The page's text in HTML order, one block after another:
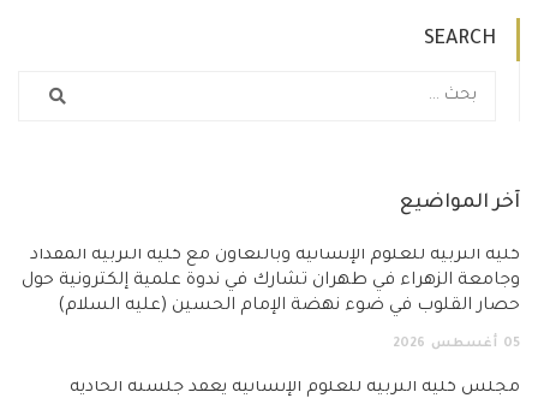
SEARCH
آخر المواضيع
كلية التربية للعلوم الإنسانية وبالتعاون مع كلية التربية المقداد
وجامعة الزهراء في طهران تشارك في ندوة علمية إلكترونية حول
حصار القلوب في ضوء نهضة الإمام الحسين (عليه السلام)
05 أغسطس 2026
مجلس كلية التربية للعلوم الإنسانية يعقد جلسته الحادية